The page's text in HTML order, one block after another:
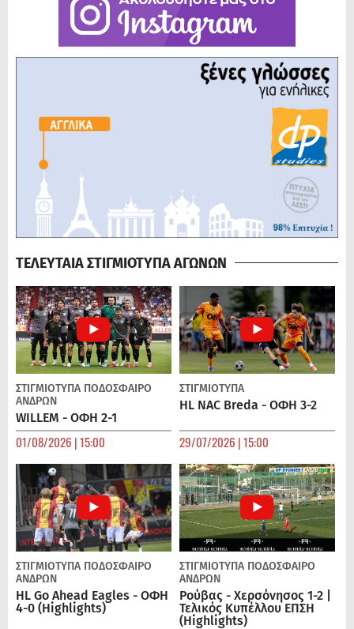
ΤΕΛΕΥΤΑΙΑ ΣΤΙΓΜΙΟΤΥΠΑ ΑΓΩΝΩΝ
ΣΤΙΓΜΙΟΤΥΠΑ ΠΟΔΌΣΦΑΙΡΟ
ΑΝΔΡΏΝ
WILLEM - ΟΦΗ 2-1
01/08/2026 | 15:00
ΣΤΙΓΜΙΟΤΥΠΑ
HL NAC Breda - ΟΦΗ 3-2
29/07/2026 | 15:00
ΣΤΙΓΜΙΟΤΥΠΑ ΠΟΔΌΣΦΑΙΡΟ
ΑΝΔΡΏΝ
HL Go Ahead Eagles - ΟΦΗ
4-0 (Highlights)
ΣΤΙΓΜΙΟΤΥΠΑ ΠΟΔΌΣΦΑΙΡΟ
ΑΝΔΡΏΝ
Ρούβας - Χερσόνησος 1-2 |
Τελικός Κυπέλλου ΕΠΣΗ
(Highlights)